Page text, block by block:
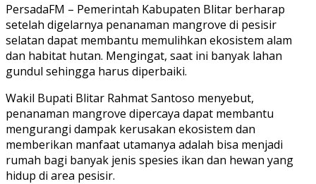
PersadaFM – Pemerintah Kabupaten Blitar berharap
setelah digelarnya penanaman mangrove di pesisir
selatan dapat membantu memulihkan ekosistem alam
dan habitat hutan. Mengingat, saat ini banyak lahan
gundul sehingga harus diperbaiki.
Wakil Bupati Blitar Rahmat Santoso menyebut,
penanaman mangrove dipercaya dapat membantu
mengurangi dampak kerusakan ekosistem dan
memberikan manfaat utamanya adalah bisa menjadi
rumah bagi banyak jenis spesies ikan dan hewan yang
hidup di area pesisir.